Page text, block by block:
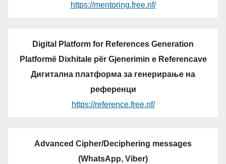
https://mentoring.free.nf/
Digital Platform for References Generation
Platformë Dixhitale për Gjenerimin e Referencave
Дигитална платформа за генерирање на
референци
https://reference.free.nf/
Advanced Cipher/Deciphering messages
(WhatsApp, Viber)